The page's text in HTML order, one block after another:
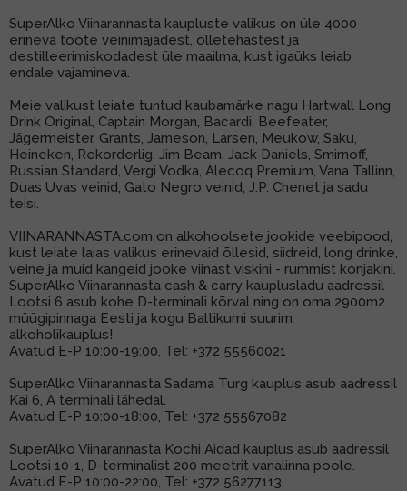
SuperAlko Viinarannasta kaupluste valikus on üle 4000
erineva toote veinimajadest, õlletehastest ja
destilleerimiskodadest üle maailma, kust igaüks leiab
endale vajamineva.
Meie valikust leiate tuntud kaubamärke nagu Hartwall Long
Drink Original, Captain Morgan, Bacardi, Beefeater,
Jägermeister, Grants, Jameson, Larsen, Meukow, Saku,
Heineken, Rekorderlig, Jim Beam, Jack Daniels, Smirnoff,
Russian Standard, Vergi Vodka, Alecoq Premium, Vana Tallinn,
Duas Uvas veinid, Gato Negro veinid, J.P. Chenet ja sadu
teisi.
VIINARANNASTA.com on alkohoolsete jookide veebipood,
kust leiate laias valikus erinevaid õllesid, siidreid, long drinke,
veine ja muid kangeid jooke viinast viskini - rummist konjakini.
SuperAlko Viinarannasta cash & carry kauplusladu aadressil
Lootsi 6 asub kohe D-terminali kõrval ning on oma 2900m2
müügipinnaga Eesti ja kogu Baltikumi suurim
alkoholikauplus!
Avatud E-P 10:00-19:00, Tel: +372 55560021
SuperAlko Viinarannasta Sadama Turg kauplus asub aadressil
Kai 6, A terminali lähedal.
Avatud E-P 10:00-18:00, Tel: +372 55567082
SuperAlko Viinarannasta Kochi Aidad kauplus asub aadressil
Lootsi 10-1, D-terminalist 200 meetrit vanalinna poole.
Avatud E-P 10:00-22:00, Tel: +372 56277113